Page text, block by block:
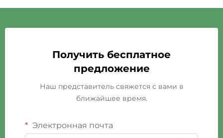
Получить бесплатное
предложение
Наш представитель свяжется с вами в
ближайшее время.
Электронная почта